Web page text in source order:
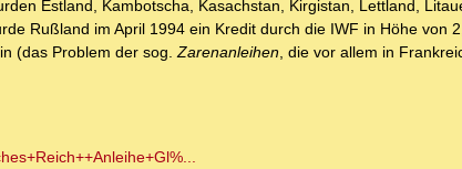
Estland, Kambotscha, Kasachstan, Kirgistan, Lettland,
Rußland im April 1994 ein Kredit durch die IWF in Höhe von
(das Problem der sog.Zarenanleihen, die vor allem in